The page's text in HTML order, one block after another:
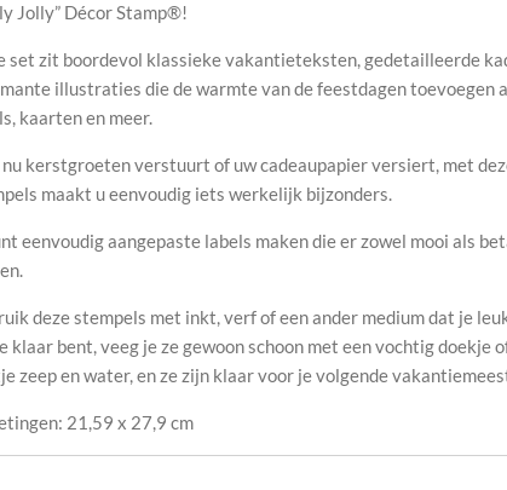
Jolly” Décor Stamp®!
set zit boordevol klassieke vakantieteksten, gedetailleerde
illustraties die de warmte van de feestdagen toevoegen
kaarten en meer.
kerstgroeten verstuurt of uw cadeaupapier versiert, met
maakt u eenvoudig iets werkelijk bijzonders.
eenvoudig aangepaste labels maken die er zowel mooi als
deze stempels met inkt, verf of een ander medium dat je
klaar bent, veeg je ze gewoon schoon met een vochtig doekje
zeep en water, en ze zijn klaar voor je volgende
21,59 x 27,9 cm